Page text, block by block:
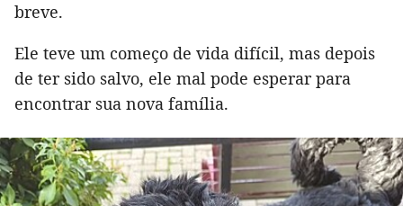
breve.
Ele teve um começo de vida difícil, mas depois
de ter sido salvo, ele mal pode esperar para
encontrar sua nova família.